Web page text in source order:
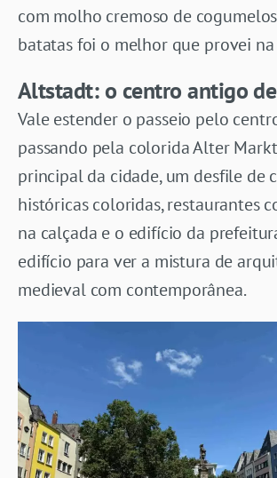
com molho cremoso de
batatas foi o melhor que provei
Altstadt: o centro antigo
Vale estender o passeio pelo
passando pela colorida Alter
principal da cidade, um desfile de
históricas coloridas, restaurantes
na calçada e o edifício da
edifício para ver a mistura de
medieval com contemporânea.